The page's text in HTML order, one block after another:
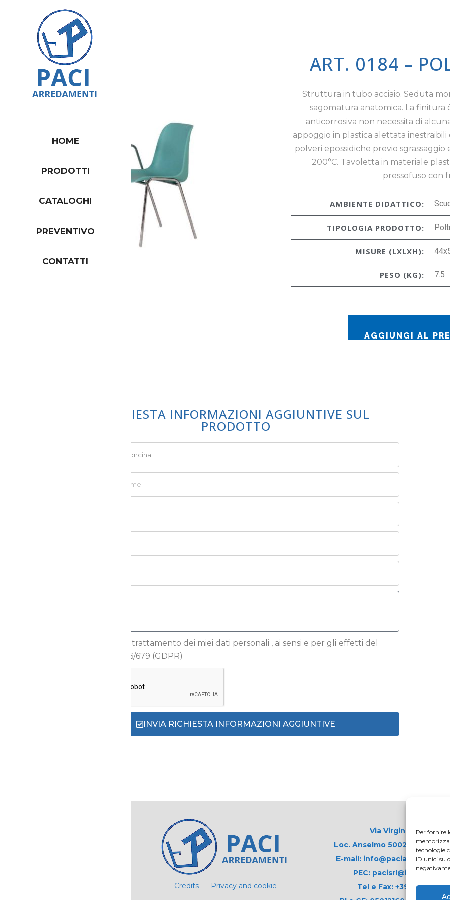
Per fornire
tecnologie
ID unici su
HOME
PRODOTTI
CATALOGHI
PREVENTIVO
CONTATTI
ART. 0184 –
Struttura in tubo acciaio. Seduta
sagomatura anatomica. La finitura
anticorrosiva non necessita di
appoggio in plastica alettata
polveri epossidiche previo
200°C. Tavoletta in materiale
pressofuso con
AMBIENTE DIDATTICO:
TIPOLOGIA PRODOTTO:
MISURE (LXLXH):
PESO (KG): 7.5
AGGIUNGI AL
RICHIESTA INFORMAZIONI AGGIUNTIVE SUL
PRODOTTO
Autorizzo il trattamento dei miei dati personali , ai sensi e per gli effetti del
Reg.to UE 2016/679 (GDPR)
INVIA RICHIESTA INFORMAZIONI AGGIUNTIVE
Credits Privacy and cookie
Via Virginio 358/360
Loc. Anselmo 50025
E-mail:
PEC:
Tel e Fax: +39 0571